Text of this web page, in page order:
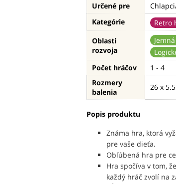
Určené pre
Kategórie
Retro
Oblasti
rozvoja
Počet hráčov
1 - 4
Rozmery
balenia
26 x
Popis produktu
Známa hra, ktorá
pre vaše dieťa.
Obľúbená hra pre
Hra spočíva v tom,
každý hráč zvolí na